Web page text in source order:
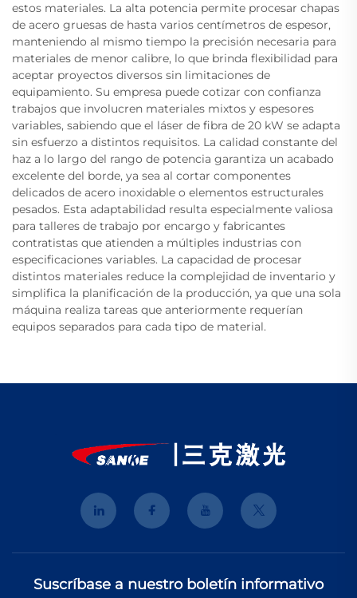
estos materiales. La alta potencia permite procesar chapas
de acero gruesas de hasta varios centímetros de espesor,
manteniendo al mismo tiempo la precisión necesaria para
materiales de menor calibre, lo que brinda flexibilidad para
aceptar proyectos diversos sin limitaciones de
equipamiento. Su empresa puede cotizar con confianza
trabajos que involucren materiales mixtos y espesores
variables, sabiendo que el láser de fibra de 20 kW se adapta
sin esfuerzo a distintos requisitos. La calidad constante del
haz a lo largo del rango de potencia garantiza un acabado
excelente del borde, ya sea al cortar componentes
delicados de acero inoxidable o elementos estructurales
pesados. Esta adaptabilidad resulta especialmente valiosa
para talleres de trabajo por encargo y fabricantes
contratistas que atienden a múltiples industrias con
especificaciones variables. La capacidad de procesar
distintos materiales reduce la complejidad de inventario y
simplifica la planificación de la producción, ya que una sola
máquina realiza tareas que anteriormente requerían
equipos separados para cada tipo de material.
Suscríbase a nuestro boletín informativo